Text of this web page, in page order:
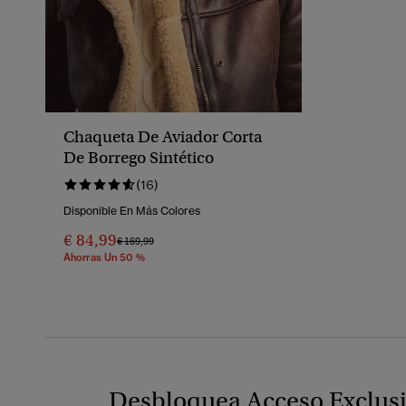
Chaqueta De Aviador Corta
De Borrego Sintético
(16)
Disponible En Más Colores
€ 84,99Precio Rebajado De
€ 169,99A
Ahorras Un 50 %